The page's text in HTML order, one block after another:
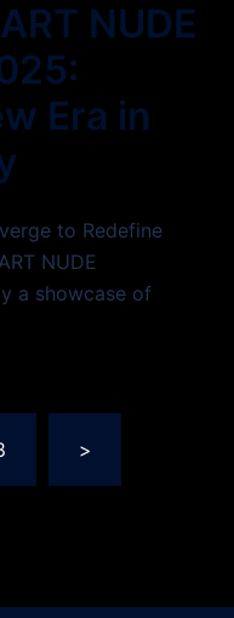
NUDE
Era in
to Redefine
NUDE
a showcase of
>